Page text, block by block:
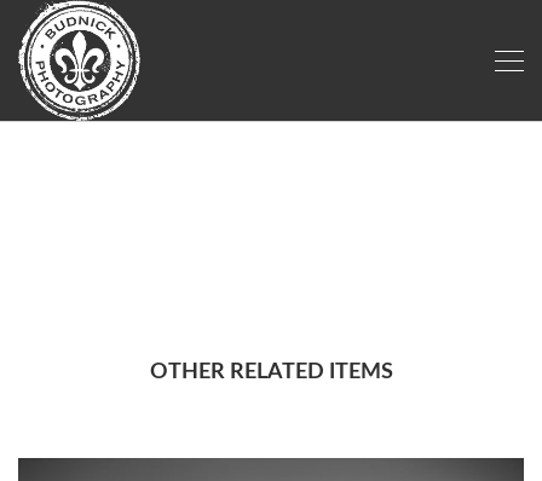
OTHER RELATED ITEMS
BP212